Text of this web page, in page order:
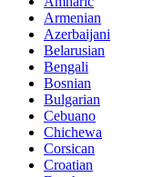
Armenian
Azerbaijani
Belarusian
Bengali
Bosnian
Bulgarian
Cebuano
Chichewa
Corsican
Croatian